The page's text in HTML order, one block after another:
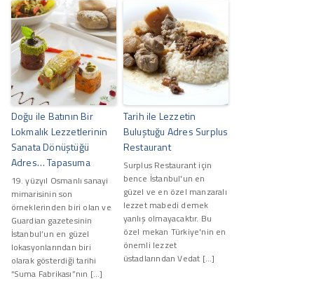
Doğu ile Batının Bir
Lokmalık Lezzetlerinin
Sanata Dönüştüğü
Adres… Tapasuma
19. yüzyıl Osmanlı sanayi
mimarisinin son
örneklerinden biri olan ve
Guardian gazetesinin
İstanbul’un en güzel
lokasyonlarından biri
olarak gösterdiği tarihi
“Suma Fabrikası”nın […]
Tarih ile Lezzetin
Buluştuğu Adres Surplus
Restaurant
Surplus Restaurant için
bence İstanbul'un en
güzel ve en özel manzaralı
lezzet mabedi demek
yanlış olmayacaktır. Bu
özel mekan Türkiye'nin en
önemli lezzet
üstadlarından Vedat […]